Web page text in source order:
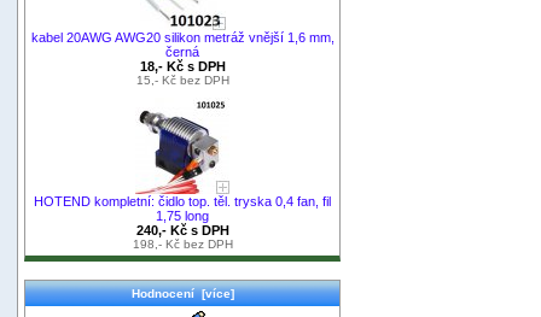
kabel 20AWG AWG20 silikon metráž vnější 1,6 mm,
černá
18,- Kč s DPH
15,- Kč bez DPH
HOTEND kompletní: čidlo top. těl. tryska 0,4 fan, fil
1,75 long
240,- Kč s DPH
198,- Kč bez DPH
Hodnocení [více]